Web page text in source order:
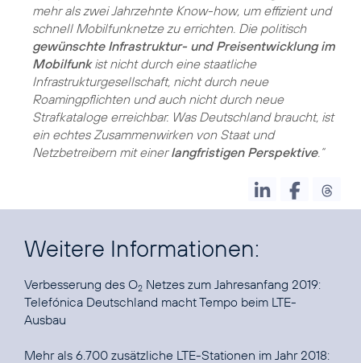
mehr als zwei Jahrzehnte Know-how, um effizient und
schnell Mobilfunknetze zu errichten. Die politisch
gewünschte Infrastruktur- und Preisentwicklung im
Mobilfunkist nicht durch eine staatliche
Infrastrukturgesellschaft, nicht durch neue
Roamingpflichten und auch nicht durch neue
Strafkataloge erreichbar. Was Deutschland braucht, ist
ein echtes Zusammenwirken von Staat und
Netzbetreibern mit einerlangfristigen Perspektive.“
Weitere Informationen:
Verbesserung des O2
Telefónica Deutschland macht Tempo beim LTE-
Ausbau